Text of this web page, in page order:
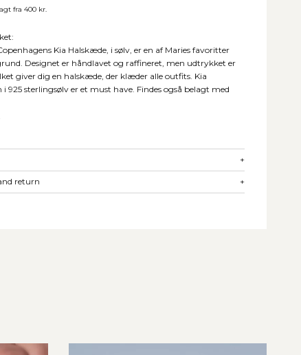
fra 400 kr.
Kia Halskæde, i sølv, er en af Maries favoritter
Designet er håndlavet og raffineret, men udtrykket er
giver dig en halskæde, der klæder alle outfits. Kia
925 sterlingsølv er et must have. Findes også belagt med
+
return +